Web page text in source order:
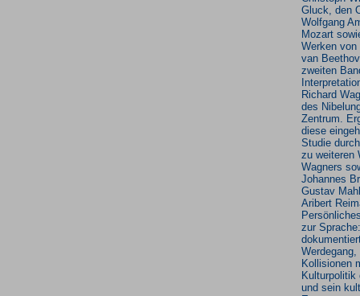
Gluck, den
Wolfgang
Mozart
Werken von
van
zweiten
Richard
des
Zentrum.
diese
Studie
zu weiteren
Wagners
Johannes
Gustav
Aribert
zur
Werdegang,
Kollisionen
Kulturpolitik
und sein